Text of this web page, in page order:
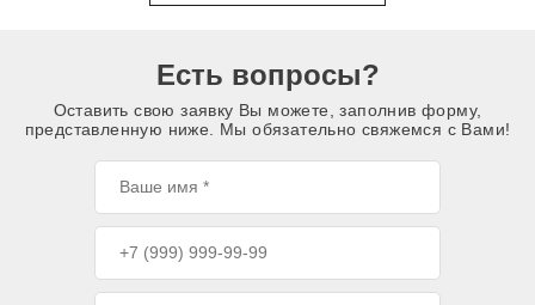
Есть вопросы?
Оставить свою заявку Вы можете, заполнив форму,
представленную ниже. Мы обязательно свяжемся с Вами!